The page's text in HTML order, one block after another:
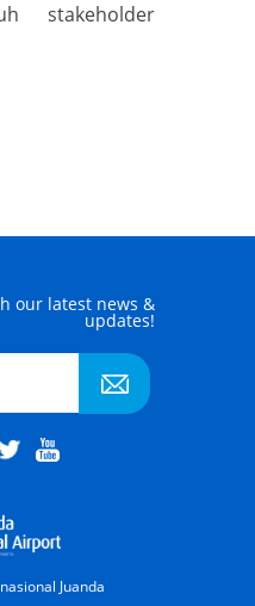
stakeholder
our latest news &
updates!
Juanda